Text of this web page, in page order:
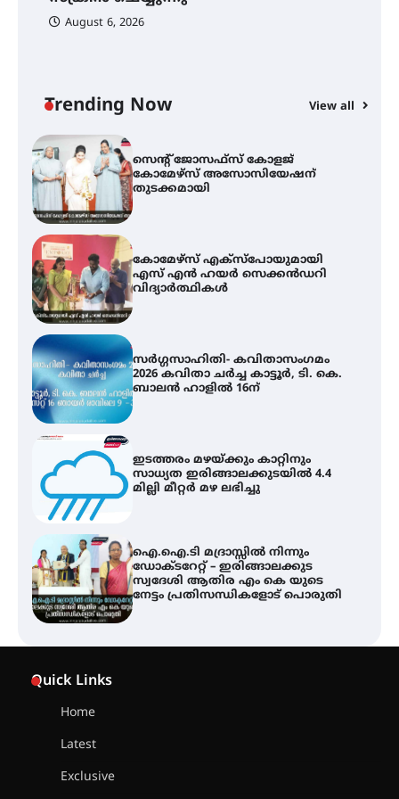
August 6, 2026
Trending Now View all
വെള്ളിയാഴ്ച സ്‌ക്രീൻ ചെയ്യുന്നു
സെന്റ് ജോസഫ്സ് കോളജ്
കോമേഴ്‌സ് അസോസിയേഷന്
തുടക്കമായി
കോമേഴ്സ് എക്സ്പോയുമായി
എസ് എൻ ഹയർ സെക്കൻഡറി
വിദ്യാർത്ഥികൾ
സർഗ്ഗസാഹിതി- കവിതാസംഗമം
2026 കവിതാ ചർച്ച കാട്ടൂർ, ടി. കെ.
ബാലൻ ഹാളിൽ 16ന്
ഇടത്തരം മഴയ്ക്കും കാറ്റിനും
സാധ്യത ഇരിങ്ങാലക്കുടയിൽ 4.4
മില്ലി മീറ്റർ മഴ ലഭിച്ചു
ഐ.ഐ.ടി മദ്രാസ്സിൽ നിന്നും
ഡോക്ടറേറ്റ് – ഇരിങ്ങാലക്കുട
സ്വദേശി ആതിര എം കെ യുടെ
നേട്ടം പ്രതിസന്ധികളോട് പൊരുതി
Quick Links
Home
Latest
Exclusive